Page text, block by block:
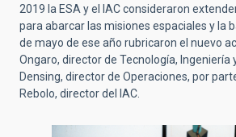
2019 la ESA y el IAC consideraron
paraabarcar las misiones espaciales y la
de mayo de ese año rubricaron el nuevo
Ongaro, director de Tecnología, Ingeniería
Densing, director de Operaciones, por
Rebolo, director del IAC.